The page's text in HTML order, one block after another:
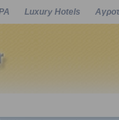
Luxury Hotels